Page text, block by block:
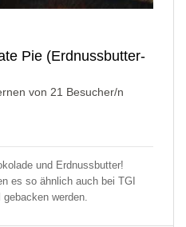
Pie (Erdnussbutter-
von 21 Besucher/n
und Erdnussbutter!
es so ähnlich auch bei TGI
werden.